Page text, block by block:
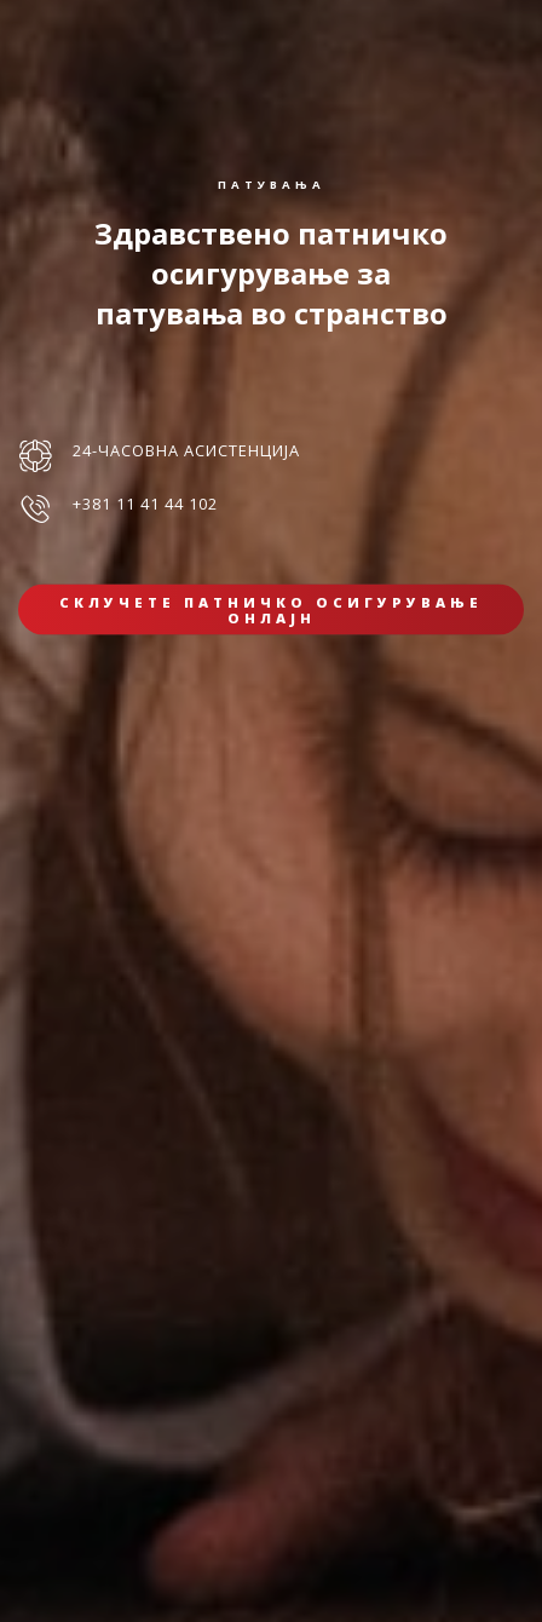
ПАТУВАЊА
Здравствено патничко
осигурување за
патувања во странство
24-ЧАСОВНА АСИСТЕНЦИЈА
+381 11 41 44 102
СКЛУЧЕТЕ ПАТНИЧКО ОСИГУРУВАЊЕ
ОНЛАЈН